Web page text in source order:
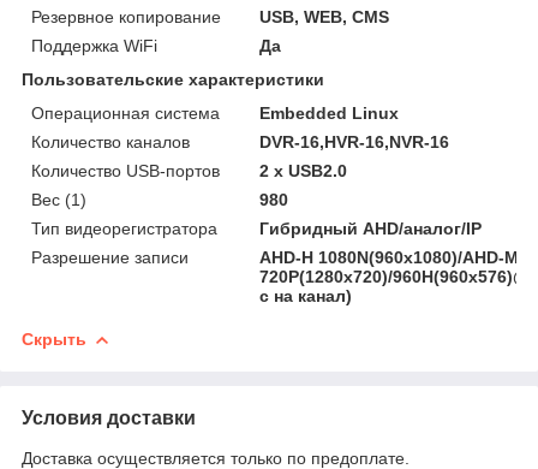
Резервное копирование
USB, WEB, CMS
Поддержка WiFi
Да
Пользовательские характеристики
Операционная система
Embedded Linux
Количество каналов
DVR-16,HVR-16,NVR-16
Количество USB-портов
2 х USB2.0
Вес (1)
980
Тип видеорегистратора
Гибридный AHD/аналог/IP
Разрешение записи
AHD-H 1080N(960x1080)/AHD-M
720P(1280x720)/
с на канал)
Скрыть
Условия доставки
Доставка осуществляется только по предоплате.